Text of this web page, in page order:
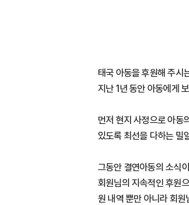
태국 아동을 후원해 주시
지난 1년 동안 아동에게
먼저 현지 사정으로 아동
있도록 최선을 다하는 밀
그동안 결연아동의 소식
회원님의 지속적인 후원
원 내역 뿐만 아니라 회